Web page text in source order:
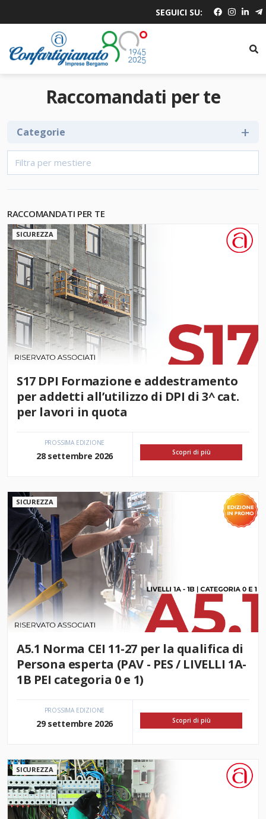
SEGUICI SU:
Raccomandati per te
Categorie
RACCOMANDATI PER TE
SICUREZZA
S17 DPI Formazione e addestramento
per addetti all’utilizzo di DPI di 3^ cat.
per lavori in quota
PROSSIMA EDIZIONE
28 settembre 2026 Scopri di più
SICUREZZA
A5.1 Norma CEI 11-27 per la qualifica di
Persona esperta (PAV - PES / LIVELLI 1A-
1B PEI categoria 0 e 1)
PROSSIMA EDIZIONE
29 settembre 2026 Scopri di più
SICUREZZA